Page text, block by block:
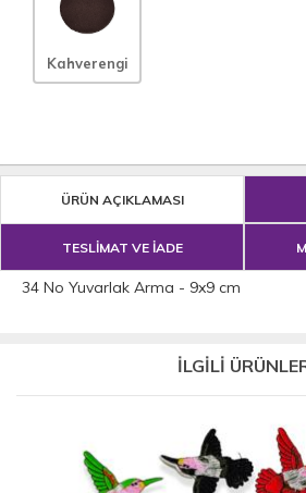
Kahverengi
ÜRÜN AÇIKLAMASI
TESLİMAT VE İADE
34 No Yuvarlak Arma - 9x9 cm
İLGİLİ